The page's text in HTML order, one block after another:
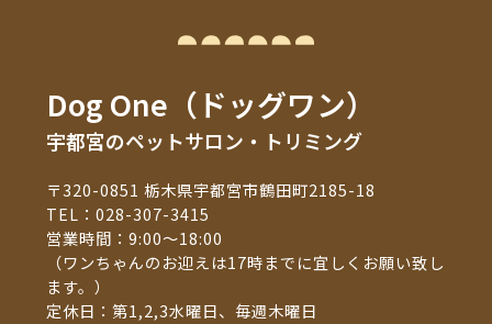
Dog One（ドッグワン）
宇都宮のペットサロン・トリミング
〒320-0851 栃木県宇都宮市鶴田町2185-18
TEL：028-307-3415
営業時間：9:00～18:00
（ワンちゃんのお迎えは17時までに宜しくお願い致し
ます。）
定休日：第1,2,3水曜日、毎週木曜日